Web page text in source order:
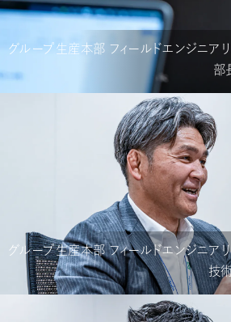
グループ生産本部 フィールドエンジニア
部
グループ生産本部 フィールドエンジニア
技